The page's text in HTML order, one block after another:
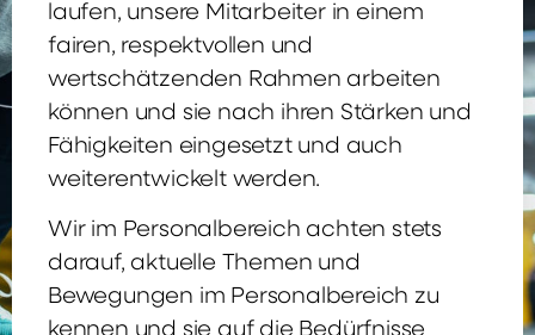
laufen, unsere Mitarbeiter in einem
fairen, respektvollen und
wertschätzenden Rahmen arbeiten
können und sie nach ihren Stärken und
Fähigkeiten eingesetzt und auch
weiterentwickelt werden.
Wir im Personalbereich achten stets
darauf, aktuelle Themen und
Bewegungen im Personalbereich zu